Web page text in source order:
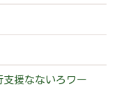
援なないろワー